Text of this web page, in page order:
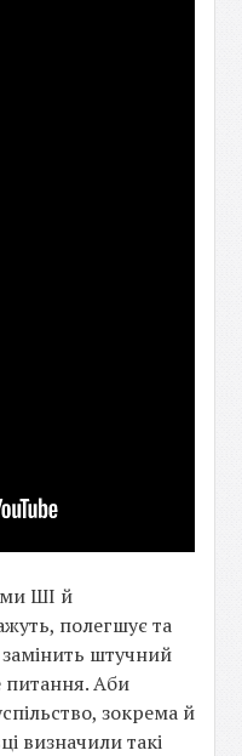
ШІ й
полегшує та
штучний
питання. Аби
зокрема й
визначили такі